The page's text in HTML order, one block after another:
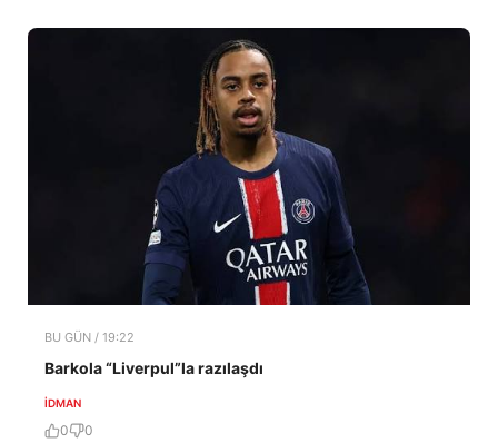
BU GÜN / 19:22
Barkola “Liverpul”la razılaşdı
İDMAN
0 0